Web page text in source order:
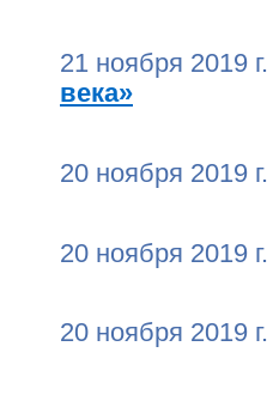
21 ноября 2019 г.
века»
20 ноября 2019 г.
20 ноября 2019 г.
20 ноября 2019 г.